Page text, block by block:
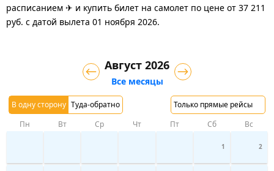
расписанием ✈ и купить билет на самолет по цене от 37 211
руб. с датой вылета 01 ноября 2026.
В одну сторону Туда-обратно Только прямые рейсы
Август 2026
Все месяцы
Пн Вт Ср Чт Пт Сб Вс
1 2